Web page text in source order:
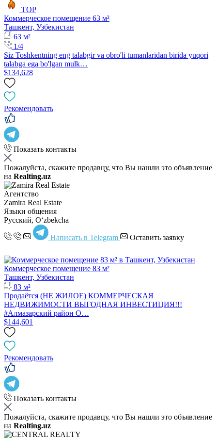
TOP
Коммерческое помещение 63 м²
Ташкент, Узбекистан
63 м²
1/4
Siz Toshkentning eng talabgir va obro'li tumanlaridan birida yuqori
talabga ega bo'lgan mulk…
$134,628
Рекомендовать
Показать контакты
Пожалуйста, скажите продавцу, что Вы нашли это объявление
на Realting.uz
Агентство
Zamira Real Estate
Языки общения
Русский, Oʻzbekcha
Написать в Telegram Оставить заявку
Коммерческое помещение 83 м²
Ташкент, Узбекистан
83 м²
Продаётся (НЕ ЖИЛОЕ) КОММЕРЧЕСКАЯ
НЕДВИЖИМОСТИ ВЫГОДНАЯ ИНВЕСТИЦИЯ!!!
#Алмазарский район О…
$144,601
Рекомендовать
Показать контакты
Пожалуйста, скажите продавцу, что Вы нашли это объявление
на Realting.uz